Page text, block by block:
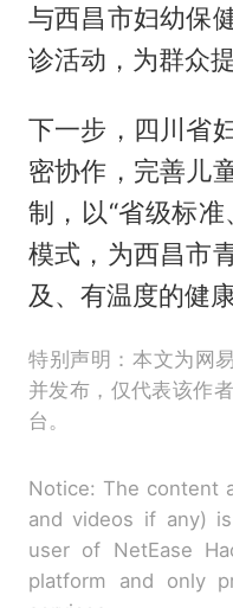
与西昌市妇幼保
诊活动，为群众
下一步，四川省
密协作，完善儿
制，以“省级标
模式，为西昌市
及、有温度的健
特别声明：本文为网
并发布，仅代表该作
台。
Notice: The content
and videos if any)
user of NetEase
platform and only